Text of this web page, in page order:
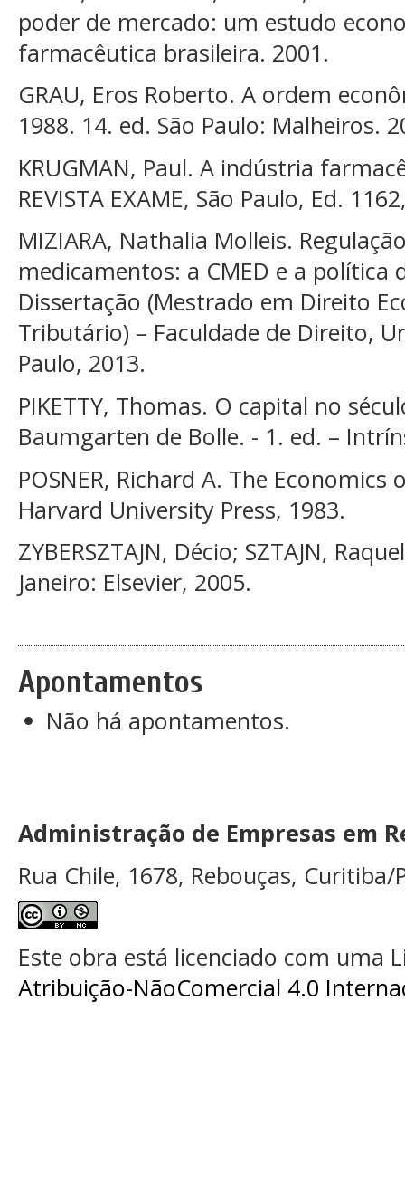
poder de mercado: um estudo
farmacêutica brasileira. 2001.
GRAU, Eros Roberto. A ordem
1988. 14. ed. São Paulo: Malheiros.
KRUGMAN, Paul. A indústria
REVISTA EXAME, São Paulo, Ed.
MIZIARA, Nathalia Molleis.
medicamentos: a CMED e a política
Dissertação (Mestrado em Direito
Tributário) – Faculdade de Direito,
Paulo, 2013.
PIKETTY, Thomas. O capital no
Baumgarten de Bolle. - 1. ed. –
POSNER, Richard A. The
Harvard University Press, 1983.
ZYBERSZTAJN, Décio; SZTAJN,
Janeiro: Elsevier, 2005.
Apontamentos
Não há apontamentos.
Administração de Empresas em
Rua Chile, 1678, Rebouças, Curitiba/
Este obra está licenciado com uma
Atribuição-NãoComercial 4.0